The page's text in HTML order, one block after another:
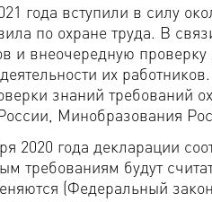
года вступили в силу
по охране труда. В
и внеочередную
их
знаний требований
Минобразования
2020 года декларации
требованиям будут
(Федеральный